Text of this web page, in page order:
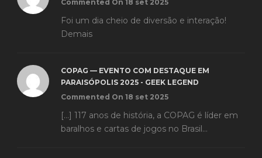
Commented On 18 set 2025
Foi um dia cheio de diversão e interação!
Demais
COPAG — EVENTO COM DESTAQUE EM
PARAISÓPOLIS 2025 - GEEK LEGEND
Commented On 18 set 2025
[…] 117 anos de história, a COPAG é líder em
baralhos e cartas de jogos no Brasil...